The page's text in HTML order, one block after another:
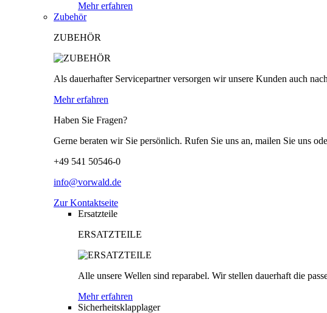
Mehr erfahren
Zubehör
ZUBEHÖR
Als dauerhafter Servicepartner versorgen wir unsere Kunden auch
Mehr erfahren
Haben Sie Fragen?
Gerne beraten wir Sie persönlich. Rufen Sie uns an, mailen Sie uns
+49 541 50546-0
info@vorwald.de
Zur Kontaktseite
Ersatzteile
ERSATZTEILE
Alle unsere Wellen sind reparabel. Wir stellen dauerhaft die
Mehr erfahren
Sicherheitsklapplager